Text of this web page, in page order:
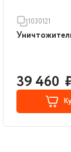
1030121
39 460